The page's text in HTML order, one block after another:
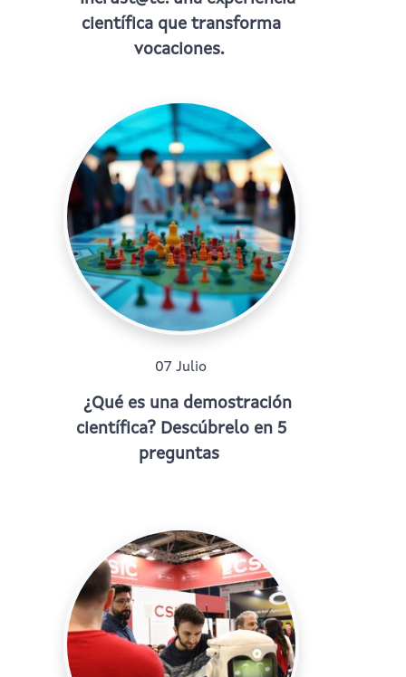
científica que transforma
vocaciones.
07 Julio
¿Qué es una demostración
científica? Descúbrelo en 5
preguntas